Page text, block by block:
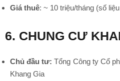
Giá thuê: ~ 10 triệu/tháng (số
6. CHUNG CƯ
Chủ đầu tư: Tổng Công ty Cổ
Khang Gia